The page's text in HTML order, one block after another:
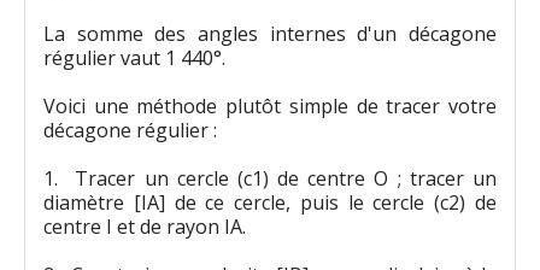
La somme des angles internes d'un décagone
régulier vaut 1 440°.
Voici une méthode plutôt simple de tracer votre
décagone régulier :
1. Tracer un cercle (c1) de centre O ; tracer un
diamètre [IA] de ce cercle, puis le cercle (c2) de
centre I et de rayon IA.